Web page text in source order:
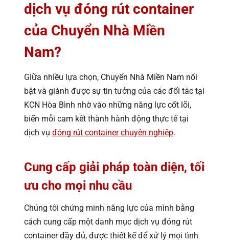
dịch vụ đóng rút container
của Chuyển Nhà Miền
Nam?
Giữa nhiều lựa chọn, Chuyển Nhà Miền Nam nổi
bật và giành được sự tin tưởng của các đối tác tại
KCN Hòa Bình nhờ vào những năng lực cốt lõi,
biến mỗi cam kết thành hành động thực tế tại
dịch vụ đóng rút container chuyên nghiệp.
Cung cấp giải pháp toàn diện, tối
ưu cho mọi nhu cầu
Chúng tôi chứng minh năng lực của mình bằng
cách cung cấp một danh mục dịch vụ đóng rút
container đầy đủ, được thiết kế để xử lý mọi tình